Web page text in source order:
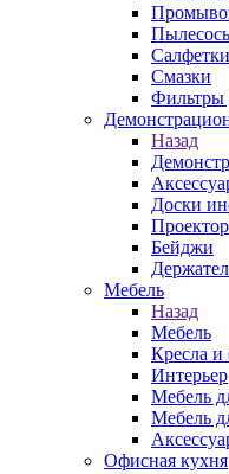
Салфетки
Смазки
Фильтры
Назад
Доски
Бейджи
Мебель
Назад
Мебель
Кресла и
Интерьер
Мебель
Мебель
Офисная кухня